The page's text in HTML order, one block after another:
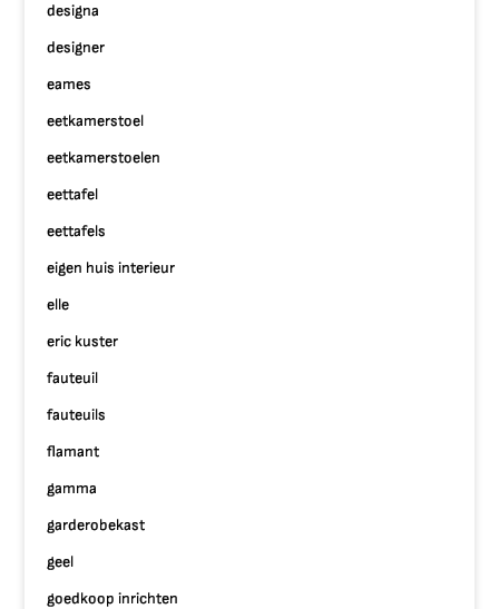
designa
designer
eames
eetkamerstoel
eetkamerstoelen
eettafel
eettafels
eigen huis interieur
elle
eric kuster
fauteuil
fauteuils
flamant
gamma
garderobekast
geel
goedkoop inrichten